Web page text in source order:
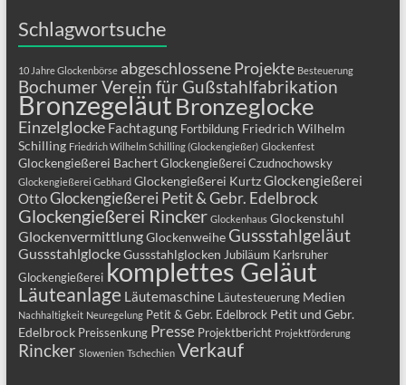
Schlagwortsuche
10 Jahre Glockenbörse abgeschlossene Projekte Besteuerung
Bochumer Verein für Gußstahlfabrikation
Bronzegeläut Bronzeglocke
Einzelglocke Fachtagung Fortbildung Friedrich Wilhelm
Schilling Friedrich Wilhelm Schilling (Glockengießer) Glockenfest
Glockengießerei Bachert Glockengießerei Czudnochowsky
Glockengießerei Gebhard Glockengießerei KurtzGlockengießerei
OttoGlockengießerei Petit & Gebr. Edelbrock
Glockengießerei Rincker Glockenhaus Glockenstuhl
GlockenvermittlungGlockenweihe Gussstahlgeläut
GussstahlglockeGussstahlglocken Jubiläum Karlsruher
Glockengießerei komplettes Geläut
Läuteanlage Läutemaschine Läutesteuerung Medien
Nachhaltigkeit Neuregelung Petit & Gebr. Edelbrock Petit und Gebr.
Edelbrock Preissenkung Presse Projektbericht Projektförderung
Rincker Slowenien Tschechien Verkauf